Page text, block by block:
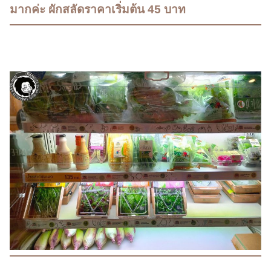
มากค่ะ ผักสลัดราคาเริ่มต้น 45 บาท